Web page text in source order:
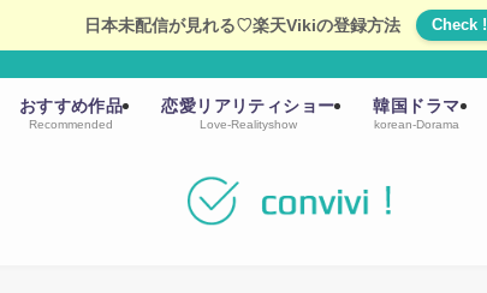
日本未配信が見れる♡楽天Vikiの登録方法 Check !
おすすめ作品
Recommended
恋愛リアリティショー
Love-Realityshow
韓国ドラマ
korean-Dorama